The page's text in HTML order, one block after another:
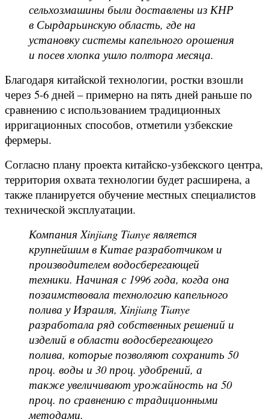
сельхозмашины были доставлены из КНР
в Сырдарьинскую область, где на
установку системы капельного орошения
и посев хлопка ушло полтора месяца.
Благодаря китайской технологии, ростки взошли
через 5-6 дней – примерно на пять дней раньше по
сравнению с использованием традиционных
ирригационных способов, отметили узбекские
фермеры.
Согласно плану проекта китайско-узбекского центра,
территория охвата технологии будет расширена, а
также планируется обучение местных специалистов
технической эксплуатации.
Компания Xinjiang Tianye является
крупнейшим в Китае разработчиком и
производителем водосберегающей
техники. Начиная с 1996 года, когда она
позаимствовала технологию капельного
полива у Израиля, Xinjiang Tianye
разработала ряд собственных решений и
изделий в области водосберегающего
полива, которые позволяют сохранить 50
проц. воды и 30 проц. удобрений, а
также увеличивают урожайность на 50
проц. по сравнению с традиционными
методами.